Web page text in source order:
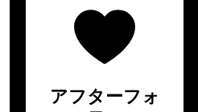
アフターフォ